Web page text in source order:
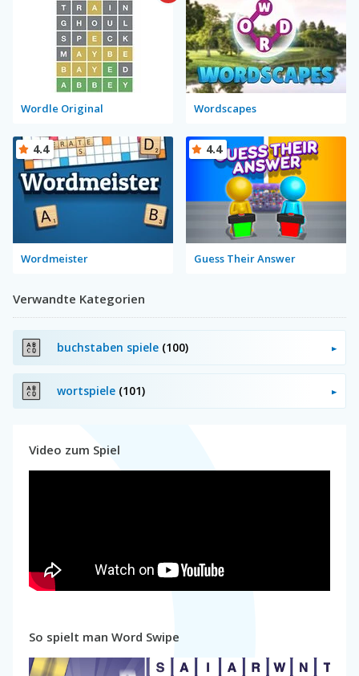
Wordle Original Wordscapes
Wordmeister
4.4
Guess Their Answer
4.4
Verwandte Kategorien
buchstaben spiele (100)
wortspiele (101)
Video zum Spiel
So spielt man Word Swipe